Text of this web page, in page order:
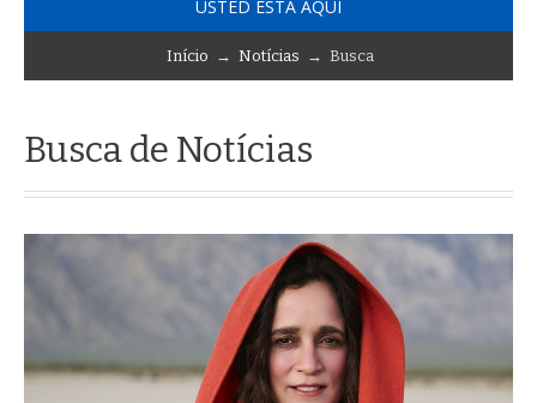
USTED ESTA AQUI
Início → Notícias → Busca
Busca de Notícias